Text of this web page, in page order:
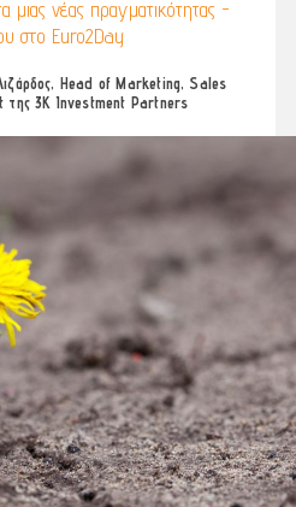
μιας νέας πραγματικότητας -
στο Euro2Day
Head of Marketing, Sales
της 3K Investment Partners